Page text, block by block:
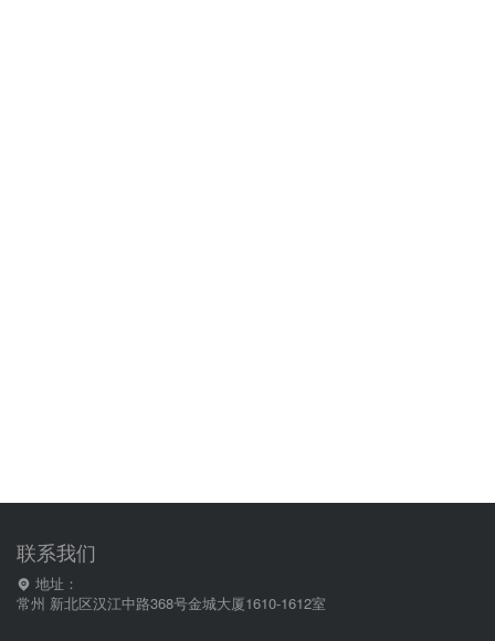
联系我们
地址：
常州 新北区汉江中路368号金城大厦1610-1612室